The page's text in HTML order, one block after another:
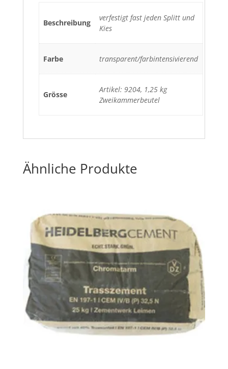
Beschreibung
verfestigt fast jeden Splitt und
Kies
Farbe transparent/farbintensivierend
Grösse
Artikel: 9204, 1,25 kg
Zweikammerbeutel
Ähnliche Produkte